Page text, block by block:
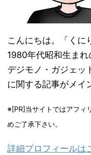
こんにちは。「くに
1980年代昭和生まれ
デジモノ・ガジェッ
に関する記事がメイ
※[PR]当サイトではアフィ
めご了承下さい。
詳細プロフィールは